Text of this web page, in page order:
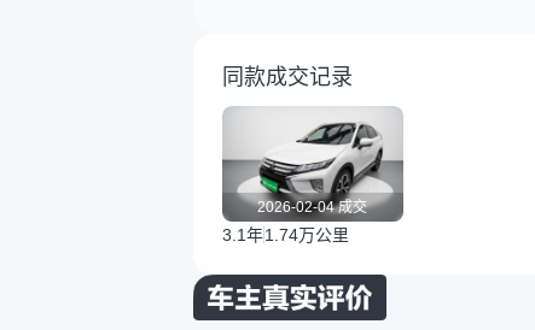
同款成交记录
2026-02-04 成交
3.1年1.74万公里